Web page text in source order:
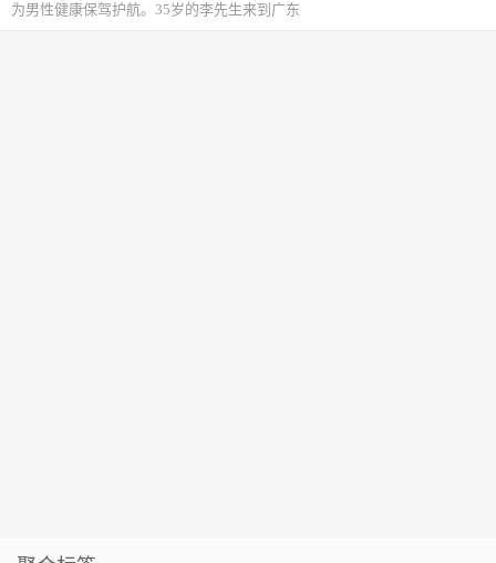
为男性健康保驾护航。35岁的李先生来到广东